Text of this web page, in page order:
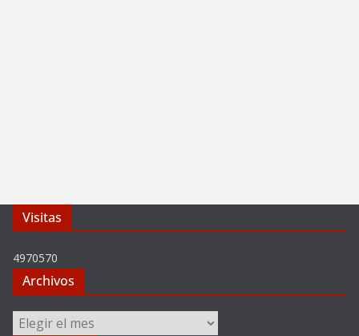
Visitas
4970570
Archivos
Archivos